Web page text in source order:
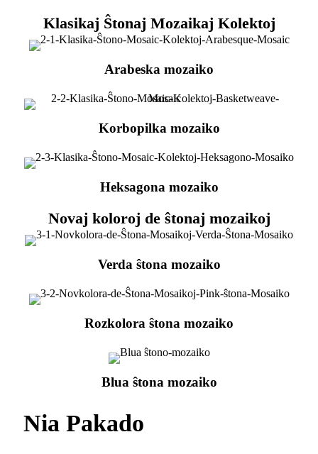
Klasikaj Ŝtonaj Mozaikaj Kolektoj
Arabeska mozaiko
Korbopilka mozaiko
Heksagona mozaiko
Novaj koloroj de ŝtonaj mozaikoj
Verda ŝtona mozaiko
Rozkolora ŝtona mozaiko
Blua ŝtona mozaiko
Nia Pakado